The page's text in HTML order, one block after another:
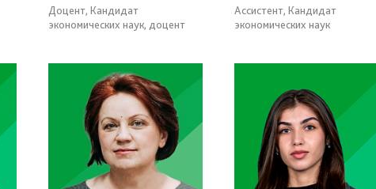
Доцент, Кандидат
экономических наук, доцент
Ассистент, Кандидат
экономических наук